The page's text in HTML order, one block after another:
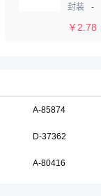
封装
-
￥ 2.78
A-85874
D-37362
A-80416